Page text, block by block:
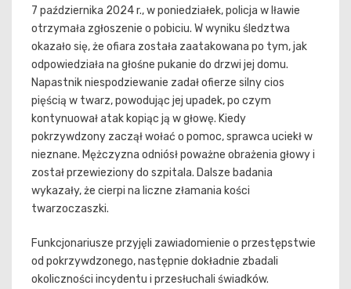
7 października 2024 r., w poniedziałek, policja w Iławie
otrzymała zgłoszenie o pobiciu. W wyniku śledztwa
okazało się, że ofiara została zaatakowana po tym, jak
odpowiedziała na głośne pukanie do drzwi jej domu.
Napastnik niespodziewanie zadał ofierze silny cios
pięścią w twarz, powodując jej upadek, po czym
kontynuował atak kopiąc ją w głowę. Kiedy
pokrzywdzony zaczął wołać o pomoc, sprawca uciekł w
nieznane. Mężczyzna odniósł poważne obrażenia głowy i
został przewieziony do szpitala. Dalsze badania
wykazały, że cierpi na liczne złamania kości
twarzoczaszki.
Funkcjonariusze przyjęli zawiadomienie o przestępstwie
od pokrzywdzonego, następnie dokładnie zbadali
okoliczności incydentu i przesłuchali świadków.